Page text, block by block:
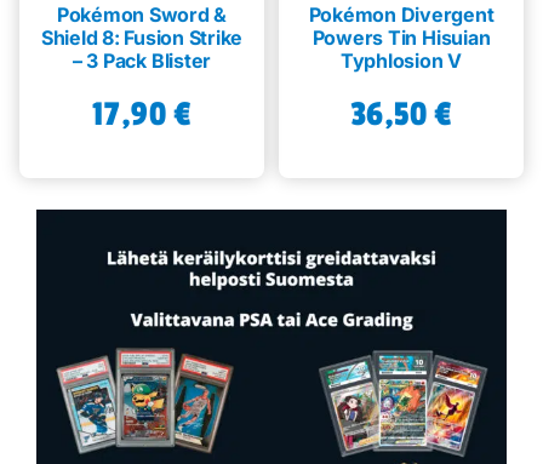
Pokémon Sword &
Shield 8: Fusion Strike
– 3 Pack Blister
17,90€
Pokémon Divergent
Powers Tin Hisuian
Typhlosion V
36,50€